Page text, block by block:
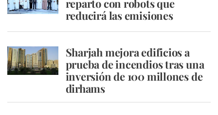
reparto con robots que
reducirá las emisiones
Sharjah mejora edificios a
prueba de incendios tras una
inversión de 100 millones de
dirhams